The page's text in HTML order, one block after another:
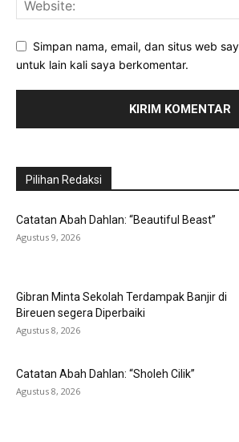
Simpan nama, email, dan situs web
untuk lain kali saya berkomentar.
Pilihan Redaksi
Catatan Abah Dahlan: “Beautiful Beast”
Agustus 9, 2026
Gibran Minta Sekolah Terdampak Banjir di
Bireuen segera Diperbaiki
Agustus 8, 2026
Catatan Abah Dahlan: “Sholeh Cilik”
Agustus 8, 2026